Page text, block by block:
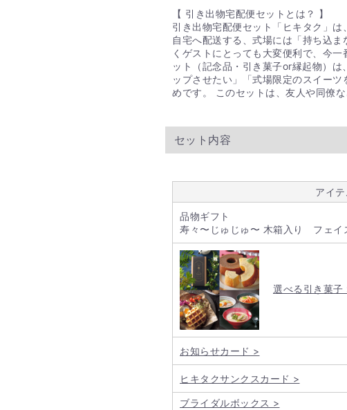
マートフォンよりご注文をお願い
Q.日本国内どこでも発送
はい。可能です。
ただし、沖縄県への発送には1件
※送料は、ヒキタク購入後にmy
【 引き出物宅配便セットとは？ 】
引き出物宅配便セット「ヒキタク」
自宅へ配送する、式場には「持ち込
くゲストにとっても大変便利で、今
ット（記念品・引き菓子or縁起物）
ップさせたい」「式場限定のスイー
めです。 このセットは、友人や同僚
セット内容
アイテ
品物ギフト
寿々〜じゅじゅ〜 木箱入り フェイ
選べる引き菓子
お知らせカード >
ヒキタクサンクスカード >
ブライダルボックス >